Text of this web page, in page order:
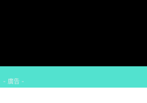
- 廣告 -